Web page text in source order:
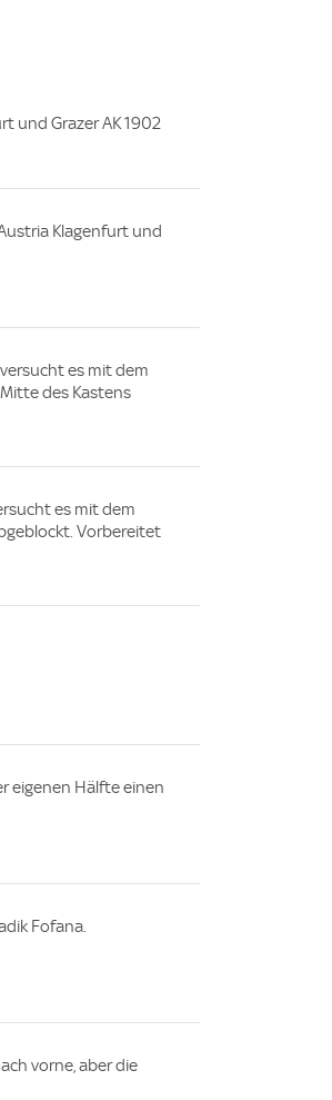
und Grazer AK 1902
Klagenfurt und
es mit dem
des Kastens
es mit dem
Vorbereitet
eigenen Hälfte einen
Fofana.
vorne, aber die